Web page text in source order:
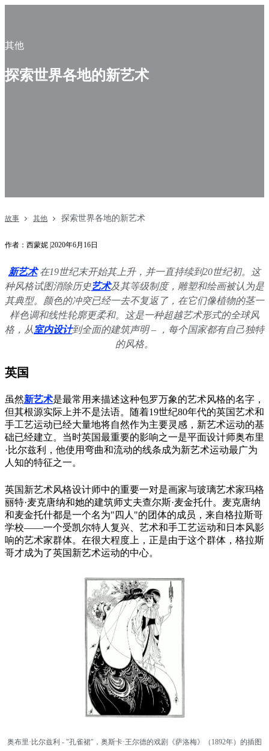
其他
探索世界各地的新艺术
故事 其他 探索世界各地的新艺术
作者：西蒙妮 |2020年6月16日
新艺术在19世纪末开始其上升，并一直持续到20世纪初。这
种风格试图消除历史艺术及其等级制度，雕塑和绘画被认为是
其典型。颜色的冲突已经一去不复返了，在它们像植物的茎一
样色调和线性轮廓更柔和。
这是一种超越艺术形式的全球风
格，从 室内设计到全面的建筑声明 – ， 每个国家都有自己独特
的风格。
英国
虽然新艺术是最常用来描述这种包罗万象的艺术风格的名字，
但其根源实际上并不是法语。随着19世纪80年代的英国艺术和
手工艺运动已经大量地将自然作为主要灵感，新艺术运动的基
础已经建立。当时英国最重要的影响之一是平面设计师奥布里
·比尔兹利，他使用弯曲和流动的线条成为新艺术运动最广为
人知的特征之一。
英国新艺术风格设计师中的重要一对是画家与玻璃艺术家玛格
丽特·麦克唐纳和她的建筑师丈夫查尔斯·麦金托什。麦克唐纳
和麦金托什都是一个名为"四人"的团体的成员，来自格拉斯哥
学校——一个受凯尔特人复兴、艺术和手工艺运动和日本风影
响的艺术家群体。在很大程度上，正是由于这个群体，格拉斯
哥才成为了英国新艺术运动的中心。
奥布里·比尔兹利 - "孔雀裙"，奥斯卡·王尔德的戏剧《萨洛梅》（1892年）的插图